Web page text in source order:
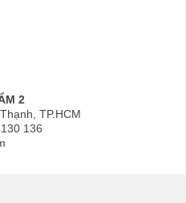
2
TP.HCM
136